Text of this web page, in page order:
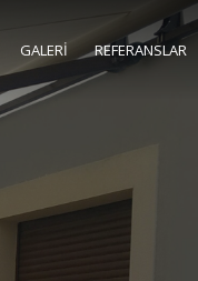
GALERİ REFERANSLAR